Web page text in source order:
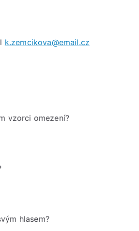
k.zemcikova@email.cz
vzorci omezení?
hlasem?